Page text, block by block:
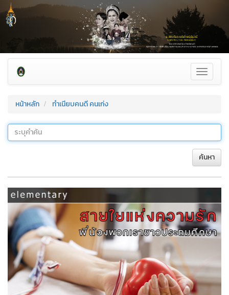
Toggle
หน้าหลัก
ทำเนียบคนดี คนเก่ง
ค้นหา